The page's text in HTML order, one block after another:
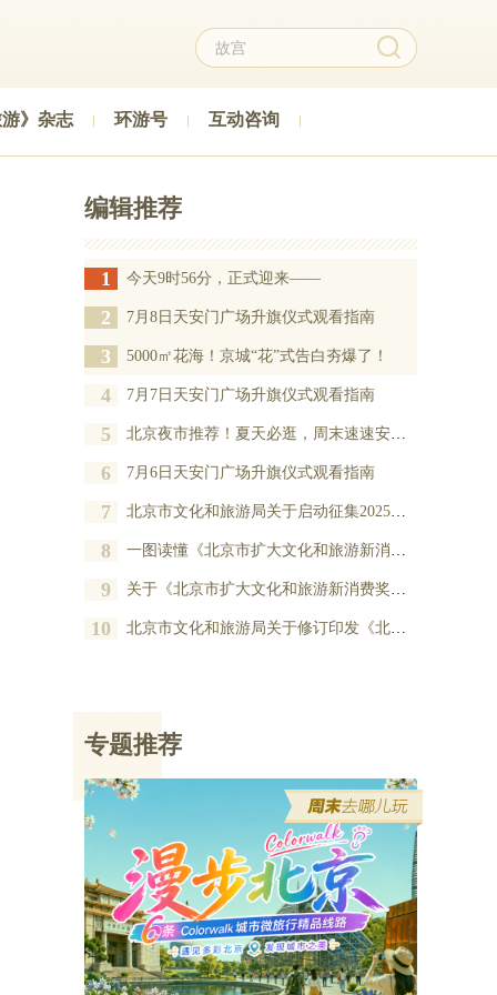
》杂志 环游号 互动咨询
编辑推荐
1 今天9时56分，正式迎来——
2 7月8日天安门广场升旗仪式观看指南
3 5000㎡花海！京城“花”式告白夯爆了！
4 7月7日天安门广场升旗仪式观看指南
5 北京夜市推荐！夏天必逛，周末速速安排——
6 7月6日天安门广场升旗仪式观看指南
7 北京市文化和旅游局关于启动征集2025年度北京市扩大文化和旅游新消费奖励项目的公告
8 一图读懂《北京市扩大文化和旅游新消费奖励办法》
9 关于《北京市扩大文化和旅游新消费奖励办法》的政策解读
10 北京市文化和旅游局关于修订印发《北京市扩大文化和旅游新消费奖励办法》的通知
专题推荐